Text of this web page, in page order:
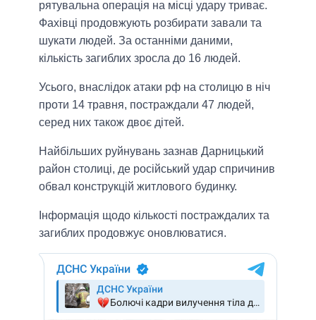
рятувальна операція на місці удару триває.
Фахівці продовжують розбирати завали та
шукати людей. За останніми даними,
кількість загиблих зросла до 16 людей.
Усього, внаслідок атаки рф на столицю в ніч
проти 14 травня, постраждали 47 людей,
серед них також двоє дітей.
Найбільших руйнувань зазнав Дарницький
район столиці, де російський удар спричинив
обвал конструкцій житлового будинку.
Інформація щодо кількості постраждалих та
загиблих продовжує оновлюватися.